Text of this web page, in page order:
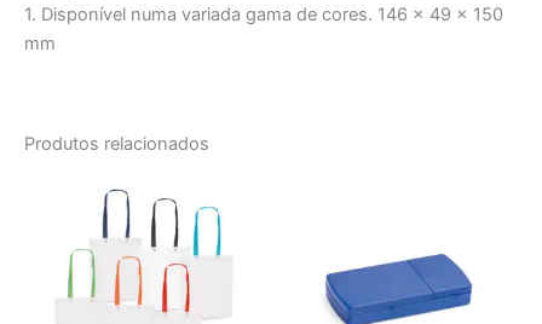
1. Disponível numa variada gama de cores. 146 x 49 x 150
mm
Produtos relacionados